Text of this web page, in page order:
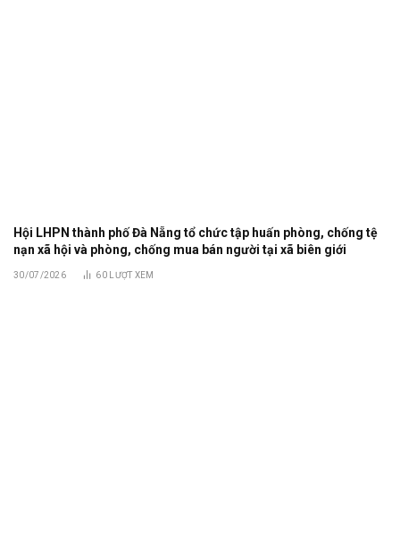
Hội LHPN thành phố Đà Nẵng tổ chức tập huấn phòng, chống tệ
nạn xã hội và phòng, chống mua bán người tại xã biên giới
30/07/2026 60 LƯỢT XEM